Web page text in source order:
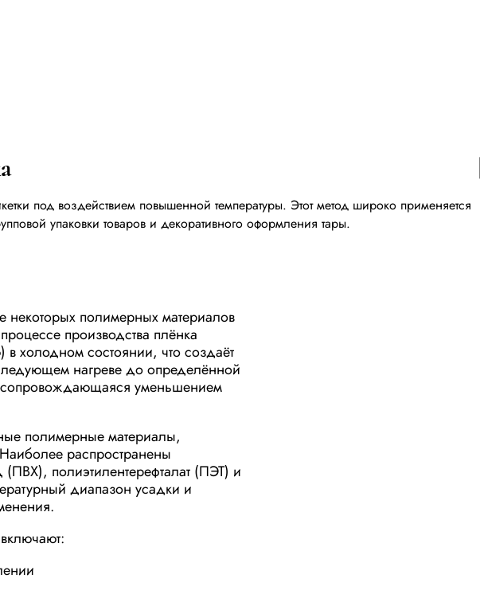
под воздействием повышенной температуры. Этот метод широко применяется
упаковки товаров и декоративного оформления тары.
некоторых полимерных материалов
производства плёнка
в холодном состоянии, что создаёт
нагреве до определённой
сопровождающаяся уменьшением
полимерные материалы,
распространены
полиэтилентерефталат (ПЭТ) и
диапазон усадки и